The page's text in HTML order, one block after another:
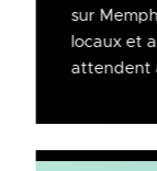
sur
locaux et
attendent